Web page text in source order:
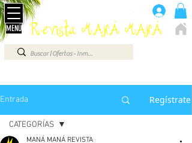
Revista MANÁ MANÁ
Anúnciate aquí 660 07 87 87
.
MENÚ
Entrada Regístrate
CATEGORÍAS
MANÁ MANÁ REVISTA